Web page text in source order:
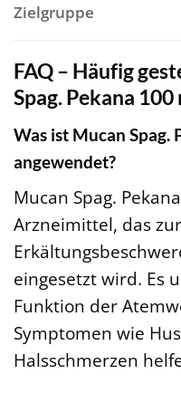
Zielgruppe
FAQ – Häufig
Spag. Pekana
Was ist Mucan
angewendet?
Mucan Spag.
Arzneimittel, das
eingesetzt wird. Es
Funktion der
Symptomen wie
Halsschmerzen